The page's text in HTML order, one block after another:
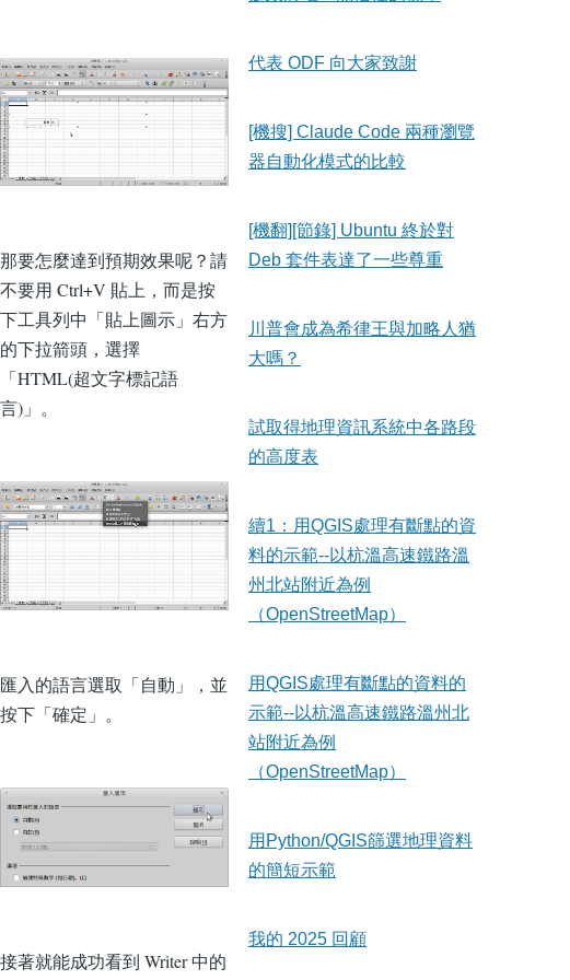
那要怎麼達到預期效果呢？請
不要用 Ctrl+V 貼上，而是按
下工具列中「貼上圖示」右方
的下拉箭頭，選擇
「HTML(超文字標記語
言)」。
匯入的語言選取「自動」，並
按下「確定」。
接著就能成功看到 Writer 中的
代表 ODF 向大家致謝
[機搜] Claude Code 兩種瀏覽
器自動化模式的比較
[機翻][節錄] Ubuntu 終於對
Deb 套件表達了一些尊重
川普會成為希律王與加略人猶
大嗎？
試取得地理資訊系統中各路段
的高度表
續1：用QGIS處理有斷點的資
料的示範--以杭溫高速鐵路溫
州北站附近為例
（OpenStreetMap）
用QGIS處理有斷點的資料的
示範--以杭溫高速鐵路溫州北
站附近為例
（OpenStreetMap）
用Python/QGIS篩選地理資料
的簡短示範
我的 2025 回顧